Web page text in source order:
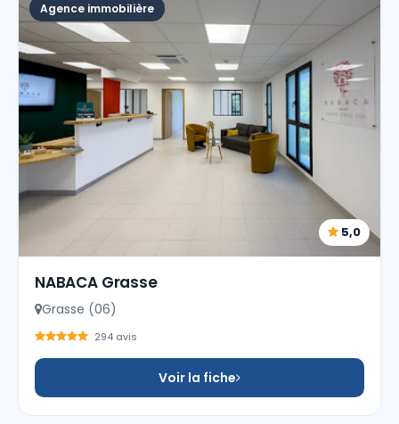
Agence immobilière
5,0
NABACA Grasse
Grasse (06)
294 avis
Voir la fiche